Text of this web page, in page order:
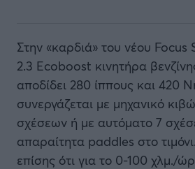
Στην «καρδιά» του νέου Focus
2.3 Ecoboost κινητήρα
αποδίδει 280 ίππους και 420
συνεργάζεται με μηχανικό
σχέσεων ή με αυτόματο 7
απαραίτητα paddles στο
επίσης ότι για το 0-100 χλμ./